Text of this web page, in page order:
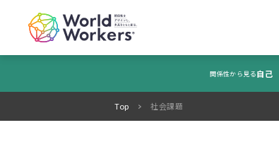
関係性から見る自己
Top 社会課題